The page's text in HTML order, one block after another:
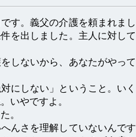
す。義父の介護を頼まれまし
を出しました。主人に対して
しないから、あなたがやって
にしない」ということ。いく
いやですよ。
。
んさを理解していないんです